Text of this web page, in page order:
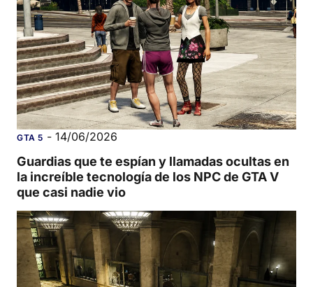
GTA 5 - 14/06/2026
Guardias que te espían y llamadas ocultas en
la increíble tecnología de los NPC de GTA V
que casi nadie vio